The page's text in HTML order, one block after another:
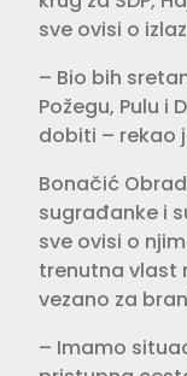
sve ovisi o
– Bio bih
Požegu, Pulu i
dobiti – rekao
Bonačić
sugrađanke i
sve ovisi o
trenutna vlast
vezano za
– Imamo